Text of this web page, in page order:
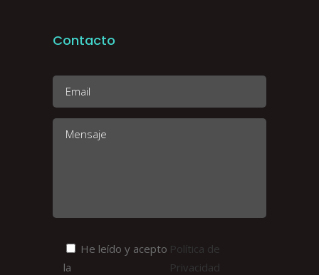
Contacto
He leído y acepto
la
Política de
Privacidad